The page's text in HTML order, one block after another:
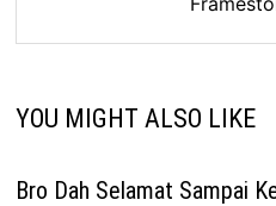
YOU MIGHT ALSO LIKE
Bro Dah Selamat Sampai